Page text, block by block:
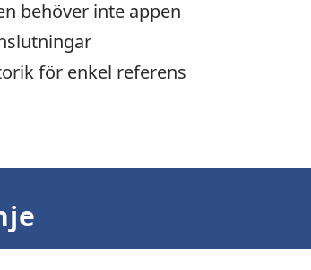
behöver inte appen
för enkel referens